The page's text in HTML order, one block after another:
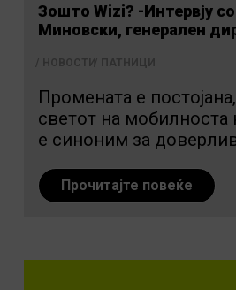
Зошто Wizi? -Интервју
Миновски, генерален
НОВОСТИ
Промената е
светот на мобилноста
е синоним за
Прочитајте повеќе